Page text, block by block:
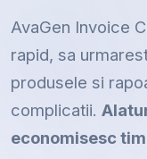
AvaGen Invoice
rapid, sa
produsele si
complicatii.
economisesc